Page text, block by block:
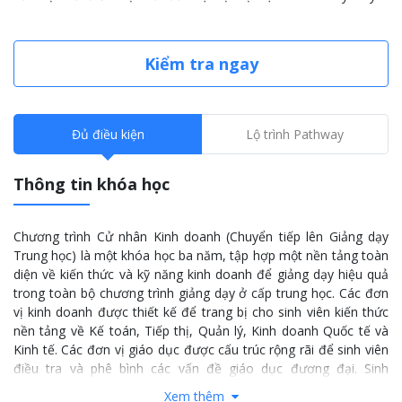
Kiểm tra ngay
Đủ điều kiện Lộ trình Pathway
Thông tin khóa học
Chương trình Cử nhân Kinh doanh (Chuyển tiếp lên Giảng dạy
Trung học) là một khóa học ba năm, tập hợp một nền tảng toàn
diện về kiến ​​thức và kỹ năng kinh doanh để giảng dạy hiệu quả
trong toàn bộ chương trình giảng dạy ở cấp trung học. Các đơn
vị kinh doanh được thiết kế để trang bị cho sinh viên kiến ​​thức
nền tảng về Kế toán, Tiếp thị, Quản lý, Kinh doanh Quốc tế và
Kinh tế. Các đơn vị giáo dục được cấu trúc rộng rãi để sinh viên
điều tra và phê bình các vấn đề giáo dục đương đại. Sinh
Xem thêm